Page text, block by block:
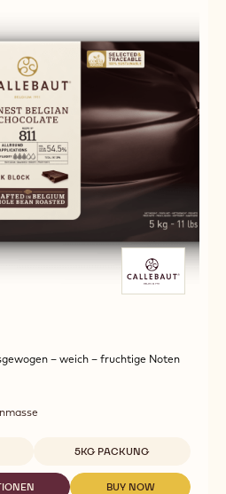
– weich – fruchtige Noten
Verfügbare Größen
5KG PACKUNG
BUY NOW